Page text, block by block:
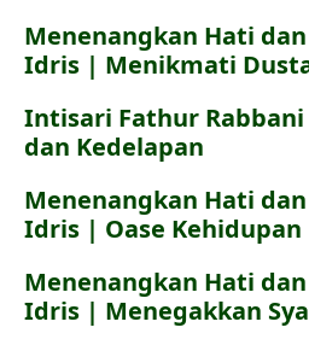
Menenangkan Hati
Idris | Menikmati
Intisari Fathur
dan Kedelapan
Menenangkan Hati
Idris | Oase Kehidupan
Menenangkan Hati
Idris | Menegakkan